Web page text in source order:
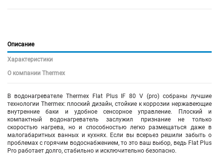
Описание
Характеристики
О компании Thermex
В водонагревателе Thermex Flat Plus IF 80 V (pro) собраны лучшие
технологии Thermex: плоский дизайн, стойкие к коррозии нержавеющие
внутренние баки и удобное сенсорное управление. Плоский и
компактный водонагреватель заслужил признание не только
скоростью нагрева, но и способностью легко размещаться даже в
малогабаритных ванных и кухнях. Если вы всерьез решили забыть о
проблемах с горячим водоснабжением, то это ваш выбор, ведь Flat Plus
Pro работает долго, стабильно и исключительно безопасно.